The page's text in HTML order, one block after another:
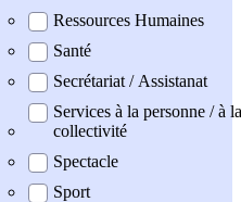
Ressources Humaines
Santé
Secrétariat / Assistanat
Services à la personne / à la
collectivité
Spectacle
Sport